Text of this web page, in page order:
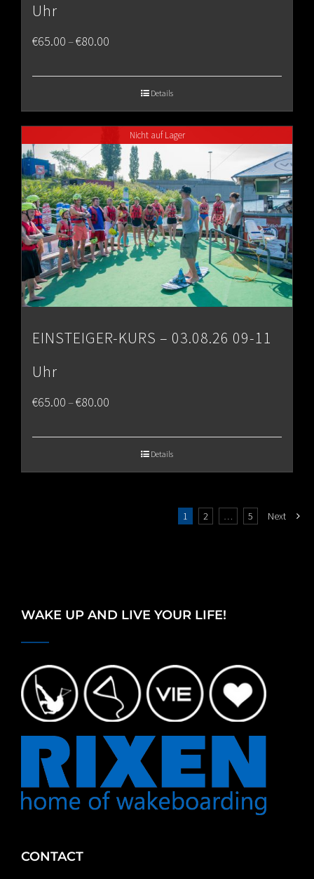
Uhr
€65.00–€80.00
€80.00
Details
Nicht auf Lager
EINSTEIGER-KURS – 03.08.26 09-11
Uhr
€65.00–€80.00
Details
1 2 … 5 Next
WAKE UP AND LIVE YOUR LIFE!
CONTACT